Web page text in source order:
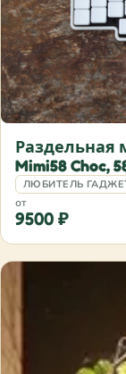
Раздельная
Mimi58 Choc,
ЛЮБИТЕЛЬ
от
9500 ₽